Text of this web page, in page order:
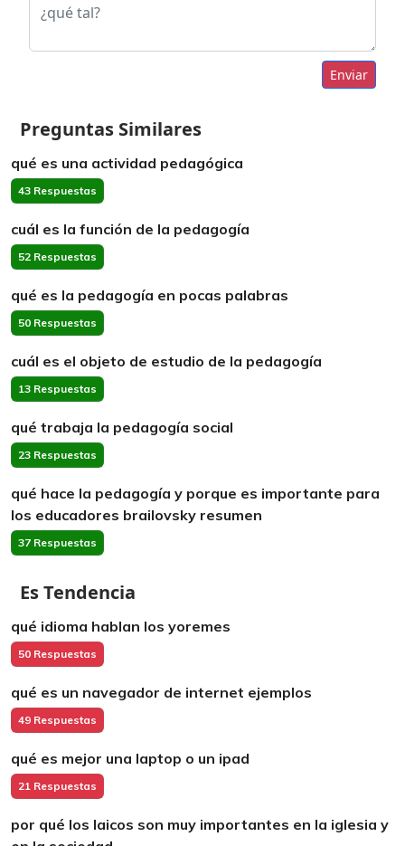
Enviar
Preguntas Similares
qué es una actividad pedagógica
43 Respuestas
cuál es la función de la pedagogía
52 Respuestas
qué es la pedagogía en pocas palabras
50 Respuestas
cuál es el objeto de estudio de la pedagogía
13 Respuestas
qué trabaja la pedagogía social
23 Respuestas
qué hace la pedagogía y porque es importante para
los educadores brailovsky resumen
37 Respuestas
Es Tendencia
qué idioma hablan los yoremes
50 Respuestas
qué es un navegador de internet ejemplos
49 Respuestas
qué es mejor una laptop o un ipad
21 Respuestas
por qué los laicos son muy importantes en la iglesia y